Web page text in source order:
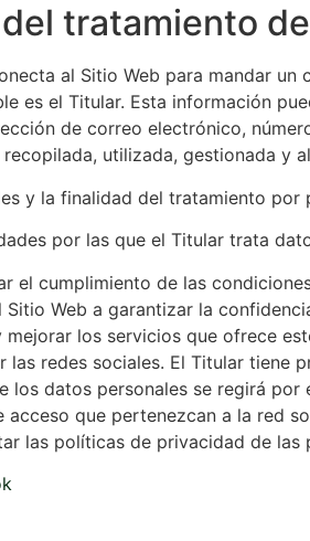
tratamiento
al Sitio Web para mandar
es el Titular. Esta información
de correo electrónico,
recopilada, utilizada, gestionada y
y la finalidad del tratamiento
por las que el Titular trata
el cumplimiento de las
Sitio Web a garantizar la
mejorar los servicios que ofrece
las redes sociales. El Titular tiene
los datos personales se regirá
acceso que pertenezcan a la red
las políticas de privacidad de las